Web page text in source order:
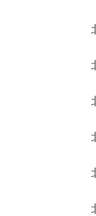
北
北
北
北
北
北